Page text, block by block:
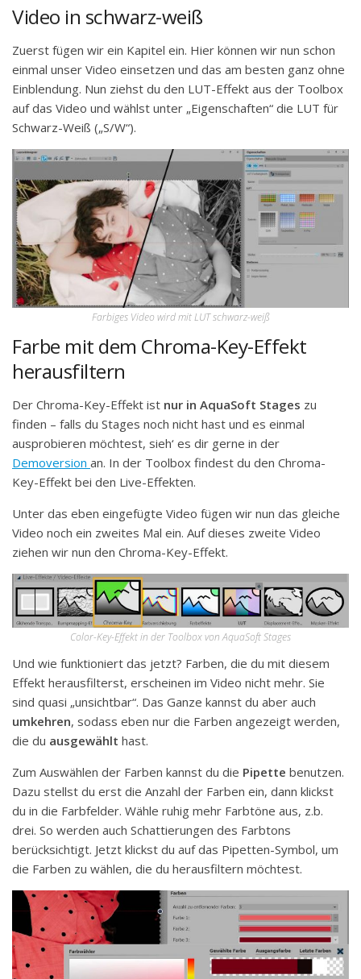
Video in schwarz-weiß
Zuerst fügen wir ein Kapitel ein. Hier können wir nun schon
einmal unser Video einsetzen und das am besten ganz ohne
Einblendung. Nun ziehst du den LUT-Effekt aus der Toolbox
auf das Video und wählst unter „Eigenschaften“ die LUT für
Schwarz-Weiß („S/W“).
Farbiges Video wird mit LUT schwarz-weiß
Farbe mit dem Chroma-Key-Effekt
herausfiltern
Der Chroma-Key-Effekt ist nur in AquaSoft Stages zu
finden – falls du Stages noch nicht hast und es einmal
ausprobieren möchtest, sieh‘ es dir gerne in der
Demoversion an. In der Toolbox findest du den Chroma-
Key-Effekt bei den Live-Effekten.
Unter das eben eingefügte Video fügen wir nun das gleiche
Video noch ein zweites Mal ein. Auf dieses zweite Video
ziehen wir nun den Chroma-Key-Effekt.
Color-Key-Effekt in der Toolbox von AquaSoft Stages
Und wie funktioniert das jetzt? Farben, die du mit diesem
Effekt herausfilterst, erscheinen im Video nicht mehr. Sie
sind quasi „unsichtbar“. Das Ganze kannst du aber auch
umkehren, sodass eben nur die Farben angezeigt werden,
die du ausgewählt hast.
Zum Auswählen der Farben kannst du die Pipette benutzen.
Dazu stellst du erst die Anzahl der Farben ein, dann klickst
du in die Farbfelder. Wähle ruhig mehr Farbtöne aus, z.b.
drei. So werden auch Schattierungen des Farbtons
berücksichtigt. Jetzt klickst du auf das Pipetten-Symbol, um
die Farben zu wählen, die du herausfiltern möchtest.